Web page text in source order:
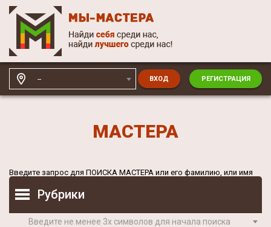
-- ВХОД РЕГИСТРАЦИЯ
МАСТЕРА
Введите запрос для ПОИСКА МАСТЕРА или его фамилию, или имя
Рубрики
Введите не менее 3х символов для начала поиска